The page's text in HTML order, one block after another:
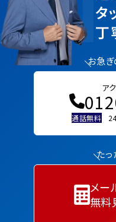
タ
丁
お急
ア
通話無料
たっ
メー
無料